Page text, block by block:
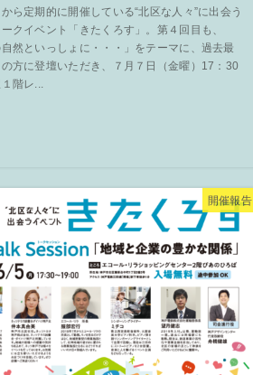
ら定期的に開催している“北区な人々”に出会う
クイベント「きたくろす」。第４回目も、
自然といっしょに・・・」をテーマに、過去最
方に登壇いただき、７月７日（金曜）17：30
階レ...
開催報告